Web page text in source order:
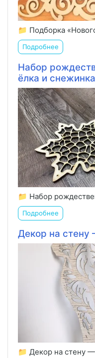
📁 Подборка
Подробнее
Набор
ёлка и снежинка
📁 Набор
Подробнее
Декор на
📁 Декор на стену